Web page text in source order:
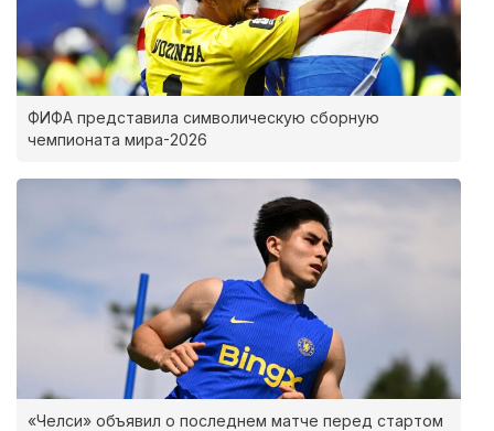
ФИФА представила символическую сборную
чемпионата мира-2026
«Челси» объявил о последнем матче перед стартом